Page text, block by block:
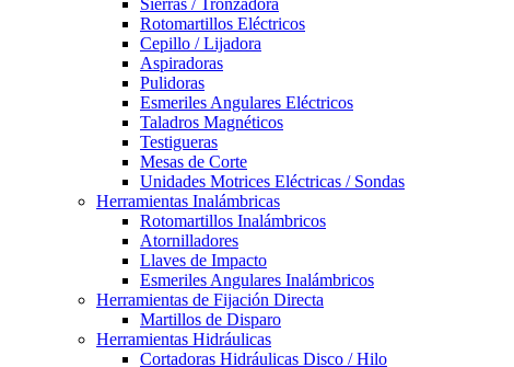
Sierras / Tronzadora
Rotomartillos Eléctricos
Cepillo / Lijadora
Aspiradoras
Pulidoras
Esmeriles Angulares Eléctricos
Taladros Magnéticos
Testigueras
Mesas de Corte
Unidades Motrices Eléctricas / Sondas
Herramientas Inalámbricas
Rotomartillos Inalámbricos
Atornilladores
Llaves de Impacto
Esmeriles Angulares Inalámbricos
Herramientas de Fijación Directa
Martillos de Disparo
Herramientas Hidráulicas
Cortadoras Hidráulicas Disco / Hilo